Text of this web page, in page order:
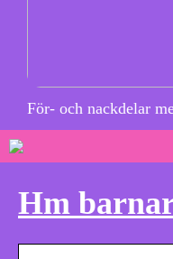
För- och nackdelar
Hm